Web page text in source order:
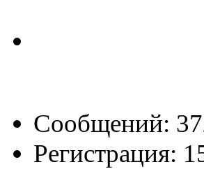
Сообщений:
Регистрация: